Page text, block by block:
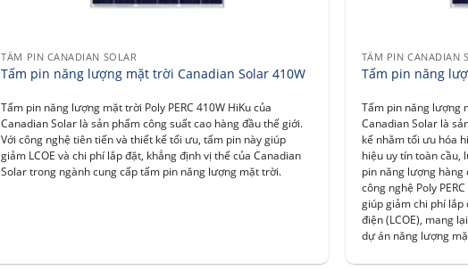
TẤM PIN CANADIAN SOLAR
Tấm pin năng lượng mặt trời Canadian Solar 410W
Tấm pin năng lượng mặt trời Poly PERC 410W HiKu của
Canadian Solar là sản phẩm công suất cao hàng đầu thế giới.
Với công nghệ tiên tiến và thiết kế tối ưu, tấm pin này giúp
giảm LCOE và chi phí lắp đặt, khẳng định vị thế của Canadian
Solar trong ngành cung cấp tấm pin năng lượng mặt trời.
TẤM PIN CANADIAN
Tấm pin năng
Tấm pin năng lượng
Canadian Solar là
kế nhằm tối ưu hóa
hiệu uy tín toàn cầu,
pin năng lượng hàng
công nghệ Poly
giúp giảm chi phí lắp
điện (LCOE), mang
dự án năng lượng